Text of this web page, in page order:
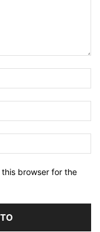
browser for the